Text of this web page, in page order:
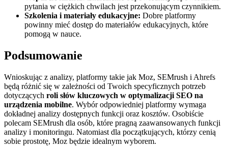
pytania w ciężkich chwilach jest przekonującym czynnikiem.
Szkolenia i materiały edukacyjne: Dobre platformy
powinny mieć dostęp do materiałów edukacyjnych, które
pomogą w nauce.
Podsumowanie
Wnioskując z analizy, platformy takie jak Moz, SEMrush i Ahrefs
będą różnić się w zależności od Twoich specyficznych potrzeb
dotyczących roli słów kluczowych w optymalizacji SEO na
urządzenia mobilne. Wybór odpowiedniej platformy wymaga
dokładnej analizy dostępnych funkcji oraz kosztów. Osobiście
polecam SEMrush dla osób, które pragną zaawansowanych funkcji
analizy i monitoringu. Natomiast dla początkujących, którzy cenią
sobie prostotę, Moz będzie idealnym wyborem.